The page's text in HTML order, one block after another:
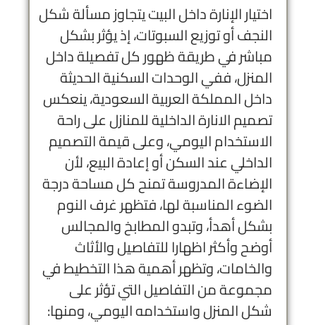
اختيار الإنارة داخل البيت يتجاوز مسألة شكل
النجف أو توزيع السبوتات، إذ يؤثر بشكل
مباشر في طريقة ظهور كل تفصيلة داخل
المنزل، ففي الوحدات السكنية الحديثة
داخل المملكة العربية السعودية، ينعكس
تصميم الانارة الداخلية للمنازل على راحة
الاستخدام اليومي، وعلى قيمة التصميم
الداخلي عند السكن أو إعادة البيع، لأن
الإضاءة المدروسة تمنح كل مساحة درجة
الضوء المناسبة لها، فتظهر غرف النوم
بشكل أهدأ، وتبدو المطابخ والمجالس
أوضح وأكثر اظهارا للتفاصيل والأثاث
والخامات، وتظهر أهمية هذا التخطيط في
مجموعة من التفاصيل التي تؤثر على
شكل المنزل واستخدامه اليومي، ومنها: